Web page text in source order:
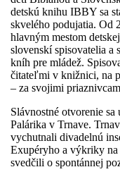
detskú knihu IBBY sa
skvelého podujatia. Od
hlavným mestom
slovenskí spisovatelia a
kníh pre mládež.
čitateľmi v knižnici, na
– za svojimi
Slávnostné otvorenie
Palárika v Trnave.
vychutnali divadelnú
Exupéryho a výkriky
svedčili o spontánnej